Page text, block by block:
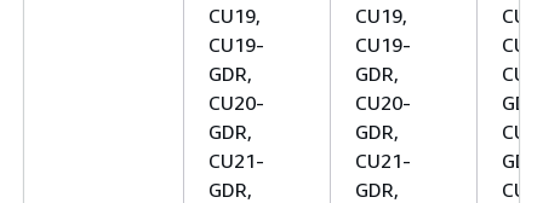
CU19,
CU19-
GDR,
CU20-
GDR,
CU21-
GDR,
CU19,
CU19-
GDR,
CU20-
GDR,
CU21-
GDR,